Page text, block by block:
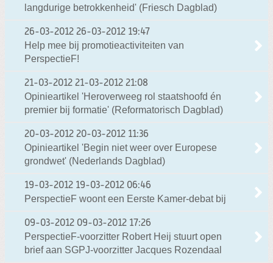
langdurige betrokkenheid' (Friesch Dagblad)
26-03-2012 26-03-2012 19:47
Help mee bij promotieactiviteiten van
PerspectieF!
21-03-2012 21-03-2012 21:08
Opinieartikel 'Heroverweeg rol staatshoofd én
premier bij formatie' (Reformatorisch Dagblad)
20-03-2012 20-03-2012 11:36
Opinieartikel 'Begin niet weer over Europese
grondwet' (Nederlands Dagblad)
19-03-2012 19-03-2012 06:46
PerspectieF woont een Eerste Kamer-debat bij
09-03-2012 09-03-2012 17:26
PerspectieF-voorzitter Robert Heij stuurt open
brief aan SGPJ-voorzitter Jacques Rozendaal